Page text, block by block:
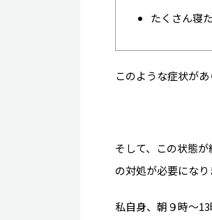
たくさん寝
このような症状があ
そして、この状態
の対処が必要になり
私自身、朝９時～